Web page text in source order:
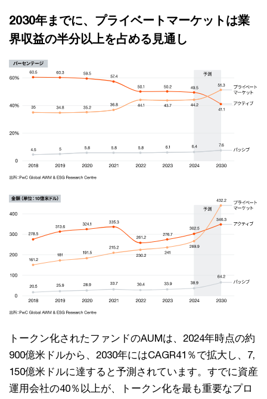
2030年までに、プライベートマーケットは業
界収益の半分以上を占める見通し
トークン化されたファンドのAUMは、2024年時点の約
900億米ドルから、2030年にはCAGR41％で拡大し、7,
150億米ドルに達すると予測されています。すでに資産
運用会社の40％以上が、トークン化を最も重要なプロ